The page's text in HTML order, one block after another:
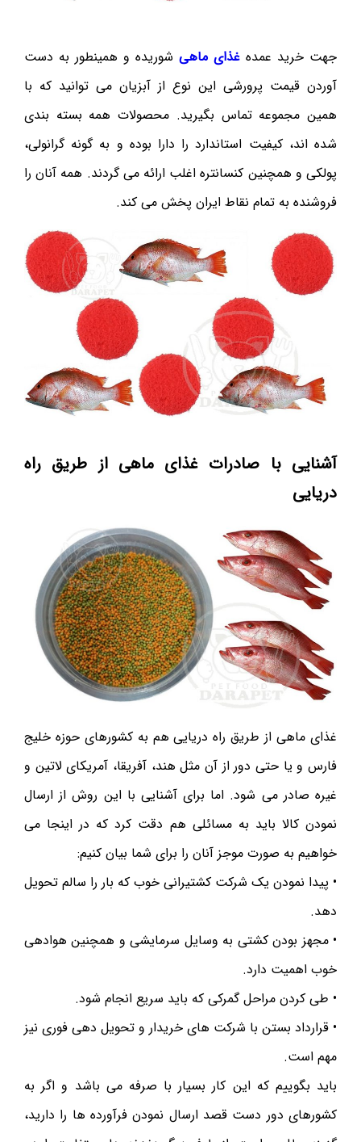
جهت خرید عمده غذای ماهی شوریده و همینطور به دست
آوردن قیمت پرورشی این نوع از آبزیان می توانید که با
همین مجموعه تماس بگیرید. محصولات همه بسته بندی
شده اند، کیفیت استاندارد را دارا بوده و به گونه گرانولی،
پولکی و همچنین کنسانتره اغلب ارائه می گردند. همه آنان را
فروشنده به تمام نقاط ایران پخش می کند.
آشنایی با صادرات غذای ماهی از طریق راه
دریایی
غذای ماهی از طریق راه دریایی هم به کشورهای حوزه خلیج
فارس و یا حتی دور از آن مثل هند، آفریقا، آمریکای لاتین و
غیره صادر می شود. اما برای آشنایی با این روش از ارسال
نمودن کالا باید به مسائلی هم دقت کرد که در اینجا می
خواهیم به صورت موجز آنان را برای شما بیان کنیم:
• پیدا نمودن یک شرکت کشتیرانی خوب که بار را سالم تحویل
دهد.
• مجهز بودن کشتی به وسایل سرمایشی و همچنین هوادهی
خوب اهمیت دارد.
• طی کردن مراحل گمرکی که باید سریع انجام شود.
• قرارداد بستن با شرکت های خریدار و تحویل دهی فوری نیز
مهم است.
باید بگوییم که این کار بسیار با صرفه می باشد و اگر به
کشورهای دور دست قصد ارسال نمودن فرآورده ها را دارید،